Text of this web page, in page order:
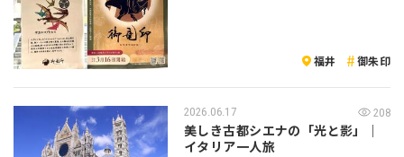
福井 御朱印
2026.06.17 208
美しき古都シエナの「光と影」｜
イタリア一人旅